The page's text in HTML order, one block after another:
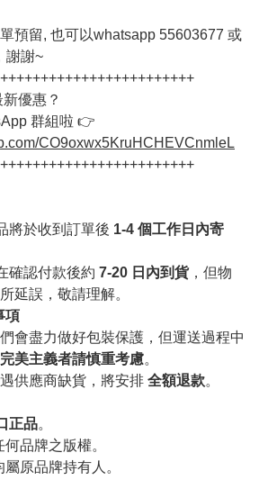
預留, 也可以whatsapp 55603677 或
謝謝~
優惠？
群組啦 👉
CO9oxwx5KruHCHEVCnmleL
將於收到訂單後 1-4 個工作日內寄
確認付款後約 7-20 日內到貨，但物
延誤，敬請理解。
項
會盡力做好包裝保護，但運送過程中
完美主義者請慎重考慮。
供應商缺貨，將安排 全額退款。
正品。
品牌之版權。
原品牌持有人。